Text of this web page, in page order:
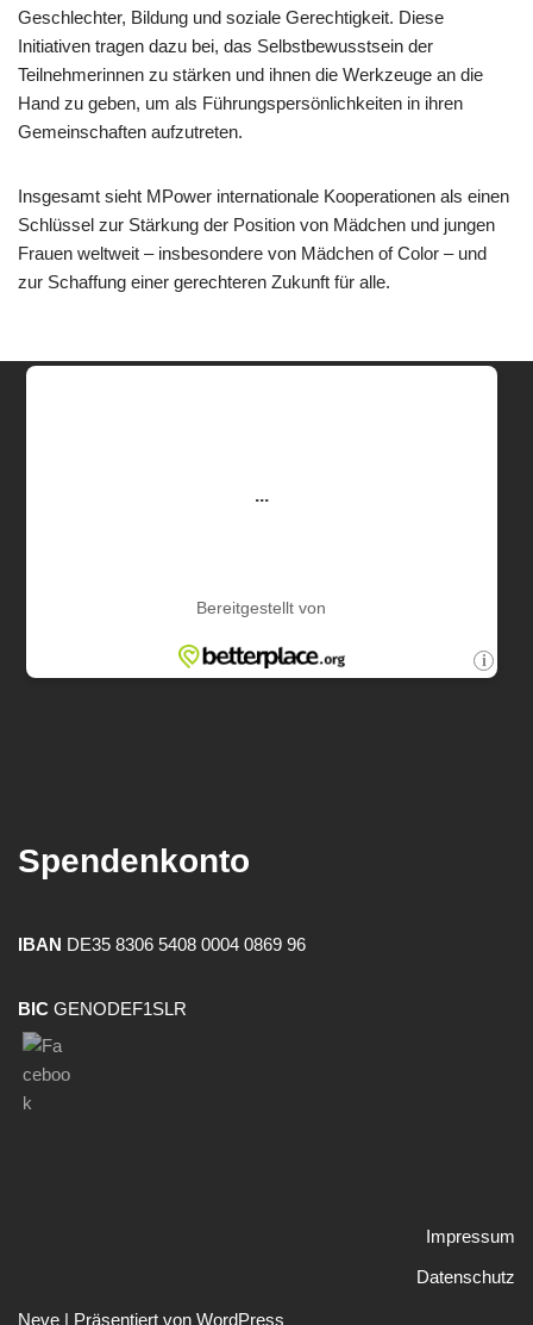
Geschlechter, Bildung und soziale Gerechtigkeit. Diese
Initiativen tragen dazu bei, das Selbstbewusstsein der
Teilnehmerinnen zu stärken und ihnen die Werkzeuge an die
Hand zu geben, um als Führungspersönlichkeiten in ihren
Gemeinschaften aufzutreten.
Insgesamt sieht MPower internationale Kooperationen als einen
Schlüssel zur Stärkung der Position von Mädchen und jungen
Frauen weltweit – insbesondere von Mädchen of Color – und
zur Schaffung einer gerechteren Zukunft für alle.
Spendenkonto
IBAN DE35 8306 5408 0004 0869 96
BIC GENODEF1SLR
Impressum
Datenschutz
Neve | Präsentiert von WordPress